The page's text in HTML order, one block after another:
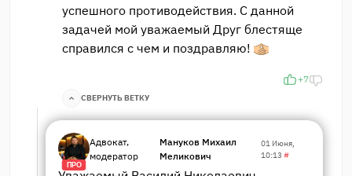
успешного противодействия. С данной
задачей мой уважаемый Друг блестяще
справился с чем и поздравляю!
+7
СВЕРНУТЬ ВЕТКУ
ПРО
Адвокат,
модератор
Мануков Михаил
Меликович
01 Июня,
10:13#